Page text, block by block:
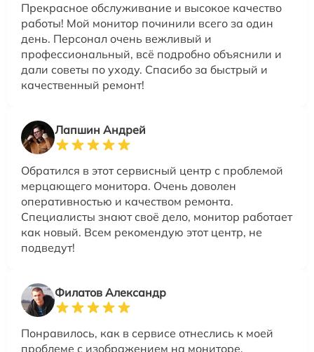
Прекрасное обслуживание и высокое качество
работы! Мой монитор починили всего за один
день. Персонал очень вежливый и
профессиональный, всё подробно объяснили и
дали советы по уходу. Спасибо за быстрый и
качественный ремонт!
Лапшин Андрей
Обратился в этот сервисный центр с проблемой
мерцающего монитора. Очень доволен
оперативностью и качеством ремонта.
Специалисты знают своё дело, монитор работает
как новый. Всем рекомендую этот центр, не
подведут!
Филатов Александр
Понравилось, как в сервисе отнеслись к моей
проблеме с изображением на мониторе.